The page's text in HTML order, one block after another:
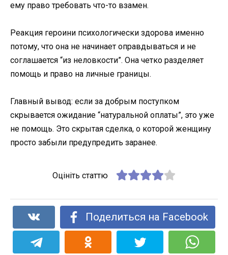
ему право требовать что-то взамен.
Реакция героини психологически здорова именно
потому, что она не начинает оправдываться и не
соглашается “из неловкости”. Она четко разделяет
помощь и право на личные границы.
Главный вывод: если за добрым поступком
скрывается ожидание “натуральной оплаты”, это уже
не помощь. Это скрытая сделка, о которой женщину
просто забыли предупредить заранее.
Оцініть статтю
Поделиться на Facebook